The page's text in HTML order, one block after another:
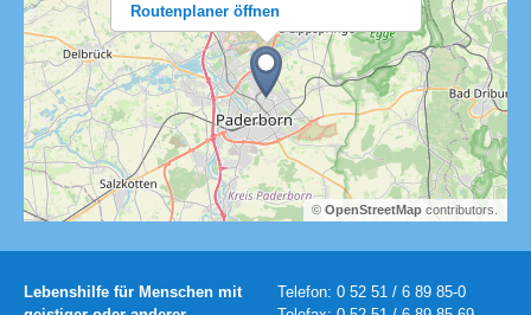
Routenplaner öffnen
©OpenStreetMap contributors.
Lebenshilfe für Menschen mit
Telefon: 0 52 51 / 6 89 85-0